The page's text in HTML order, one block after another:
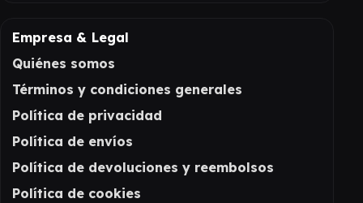
Empresa & Legal
Quiénes somos
Términos y condiciones generales
Política de privacidad
Política de envíos
Política de devoluciones y reembolsos
Política de cookies